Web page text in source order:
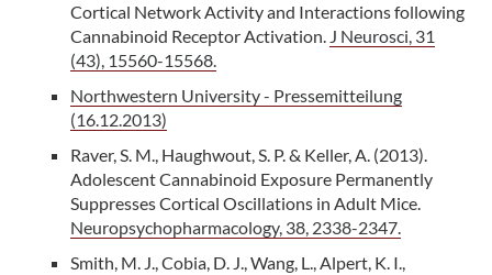
Cortical Network Activity and Interactions following
Cannabinoid Receptor Activation. J Neurosci, 31
(43), 15560-15568.
Northwestern University - Pressemitteilung
(16.12.2013)
Raver, S. M., Haughwout, S. P. & Keller, A. (2013).
Adolescent Cannabinoid Exposure Permanently
Suppresses Cortical Oscillations in Adult Mice.
Neuropsychopharmacology, 38, 2338-2347.
Smith, M. J., Cobia, D. J., Wang, L., Alpert, K. I.,